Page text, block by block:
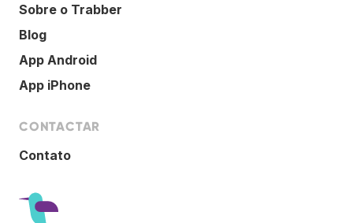
Sobre o Trabber
Blog
App Android
App iPhone
CONTACTAR
Contato